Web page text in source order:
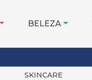
BELEZA
SKINCARE